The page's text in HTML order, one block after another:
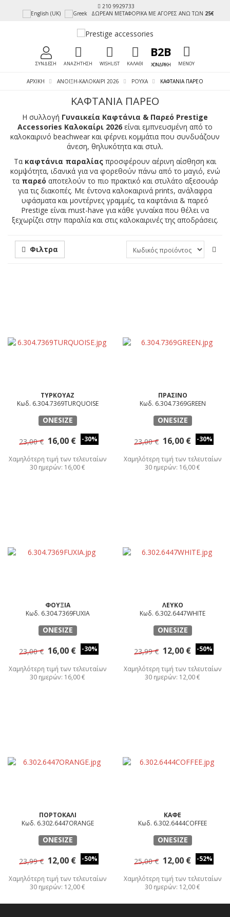
210 9929733
ΔΩΡΕΑΝ ΜΕΤΑΦΟΡΙΚΑ ΜΕ ΑΓΟΡΕΣ ΑΝΩ ΤΩΝ 25€
ΣΥΝΔΕΣΗ ΑΝΑΖΗΤΗΣΗ WISHLIST ΚΑΛΑΘΙ
B2B
ΧΟΝΔΡΙΚΗ
TOGGLE
ΜΕΝΟΥ
ΑΡΧΙΚΉ ΑΝΟΙΞΗ-ΚΑΛΟΚΑΙΡΙ 2026 ΡΟΥΧΑ ΚΑΦΤΆΝΙΑ ΠΑΡΕΌ
ΚΑΦΤΆΝΙΑ ΠΑΡΕΌ
Η συλλογή Γυναικεία Καφτάνια & Παρεό Prestige
Accessories Καλοκαίρι 2026 είναι εμπνευσμένη από το
καλοκαιρινό beachwear και φέρνει κομμάτια που συνδυάζουν
άνεση, θηλυκότητα και στυλ.
Τα καφτάνια παραλίας προσφέρουν αέρινη αίσθηση και
κομψότητα, ιδανικά για να φορεθούν πάνω από το μαγιό, ενώ
τα παρεό αποτελούν το πιο πρακτικό και στυλάτο αξεσουάρ
για τις διακοπές. Με έντονα καλοκαιρινά prints, ανάλαφρα
υφάσματα και μοντέρνες γραμμές, τα καφτάνια & παρεό
Prestige είναι must-have για κάθε γυναίκα που θέλει να
ξεχωρίζει στην παραλία και στις καλοκαιρινές της αποδράσεις.
Φιλτρα
ΤΥΡΚΟΥΑΖ
Κωδ. 6.304.7369TURQUOISE
ONESIZE
23,00 € 16,00 € -30%
Χαμηλότερη τιμή των τελευταίων
30 ημερών: 16,00 €
ΠΡΑΣΙΝΟ
Κωδ. 6.304.7369GREEN
ONESIZE
23,00 € 16,00 € -30%
Χαμηλότερη τιμή των τελευταίων
30 ημερών: 16,00 €
ΦΟΥΞΙΑ
Κωδ. 6.304.7369FUXIA
ONESIZE
23,00 € 16,00 € -30%
Χαμηλότερη τιμή των τελευταίων
30 ημερών: 16,00 €
ΛΕΥΚΟ
Κωδ. 6.302.6447WHITE
ONESIZE
23,99 € 12,00 € -50%
Χαμηλότερη τιμή των τελευταίων
30 ημερών: 12,00 €
ΠΟΡΤΟΚΑΛΙ
Κωδ. 6.302.6447ORANGE
ONESIZE
23,99 € 12,00 € -50%
Χαμηλότερη τιμή των τελευταίων
30 ημερών: 12,00 €
ΚΑΦΕ
Κωδ. 6.302.6444COFFEE
ONESIZE
25,00 € 12,00 € -52%
Χαμηλότερη τιμή των τελευταίων
30 ημερών: 12,00 €